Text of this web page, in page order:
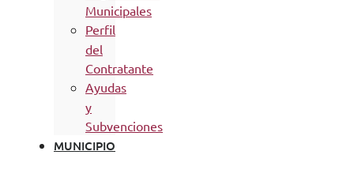
Municipales
Perfil
del
Contratante
Ayudas
y
Subvenciones
MUNICIPIO